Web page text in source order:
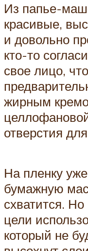
Из папье-
красивые,
и довольно
кто-то
свое лицо,
жирным
отверстия
На пленку
бумажную
схватится.
цели
который не